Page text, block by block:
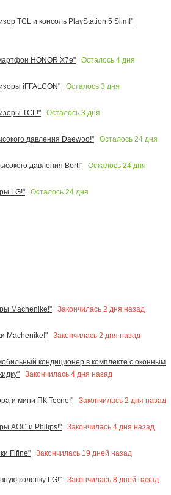
TCL и консоль PlayStation 5 Slim!"
HONOR X7e"
Осталось 4 дня
iFFALCON"
Осталось 3 дня
TCL!"
Осталось 3 дня
давления Daewoo!"
Осталось 24 дня
давления Bort!"
Осталось 24 дня
LG!"
Осталось 24 дня
Machenike!" Закончилась 2 дня назад
Machenike!"
Закончилась 2 дня назад
кондиционер в комплекте с оконным
Закончилась 4 дня назад
и мини ПК Tecno!"
Закончилась 2 дня назад
AOC и Philips!"
Закончилась 4 дня назад
Fifine"
Закончилась 19 дней назад
колонку LG!"
Закончилась 8 дней назад